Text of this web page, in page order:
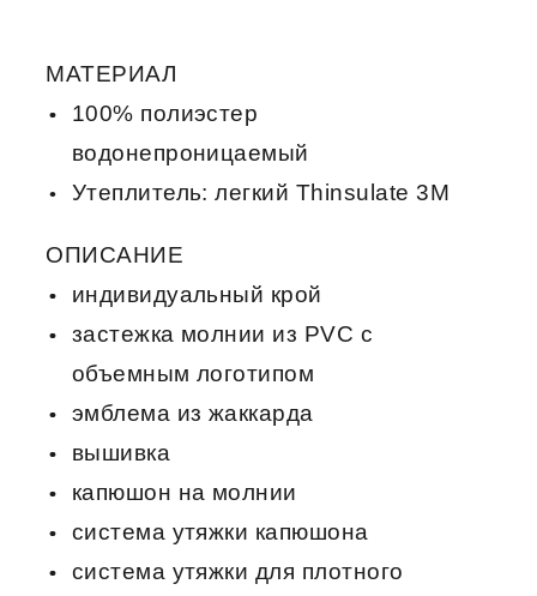
МАТЕРИАЛ
100% полиэстер
водонепроницаемый
Утеплитель: легкий Thinsulate 3M
ОПИСАНИЕ
индивидуальный крой
застежка молнии из PVC с
объемным логотипом
эмблема из жаккарда
вышивка
капюшон на молнии
система утяжки капюшона
система утяжки для плотного